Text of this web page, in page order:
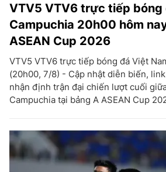
VTV5 VTV6 trực tiếp bóng
Campuchia 20h00 hôm
ASEAN Cup 2026
VTV5 VTV6 trực tiếp bóng đá Việt
(20h00, 7/8) - Cập nhật diễn biến,
nhận định trận đại chiến lượt cuối
Campuchia tại bảng A ASEAN Cup